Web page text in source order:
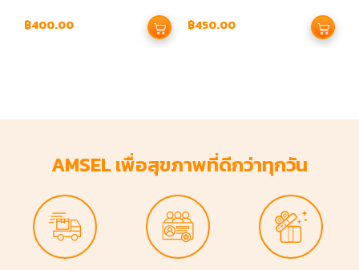
฿400.00 ฿450.00
AMSEL เพื่อสุขภาพที่ดีกว่าทุกวัน